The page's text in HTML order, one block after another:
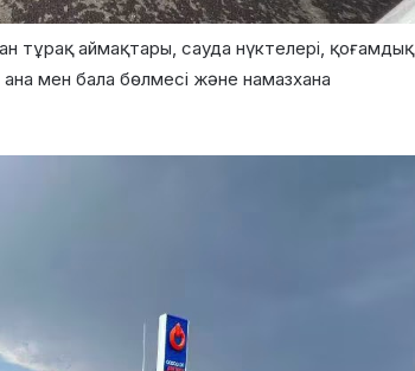
тұрақ аймақтары, сауда нүктелері, қоғамдық
мен бала бөлмесі және намазхана